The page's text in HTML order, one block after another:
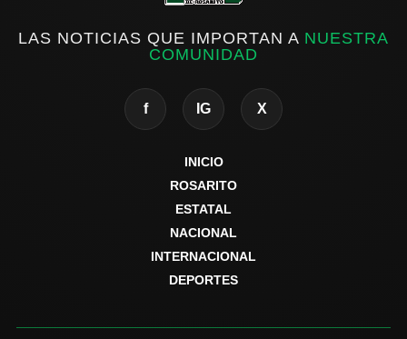
LAS NOTICIAS QUE IMPORTAN A NUESTRA
COMUNIDAD
f IG X
INICIO
ROSARITO
ESTATAL
NACIONAL
INTERNACIONAL
DEPORTES